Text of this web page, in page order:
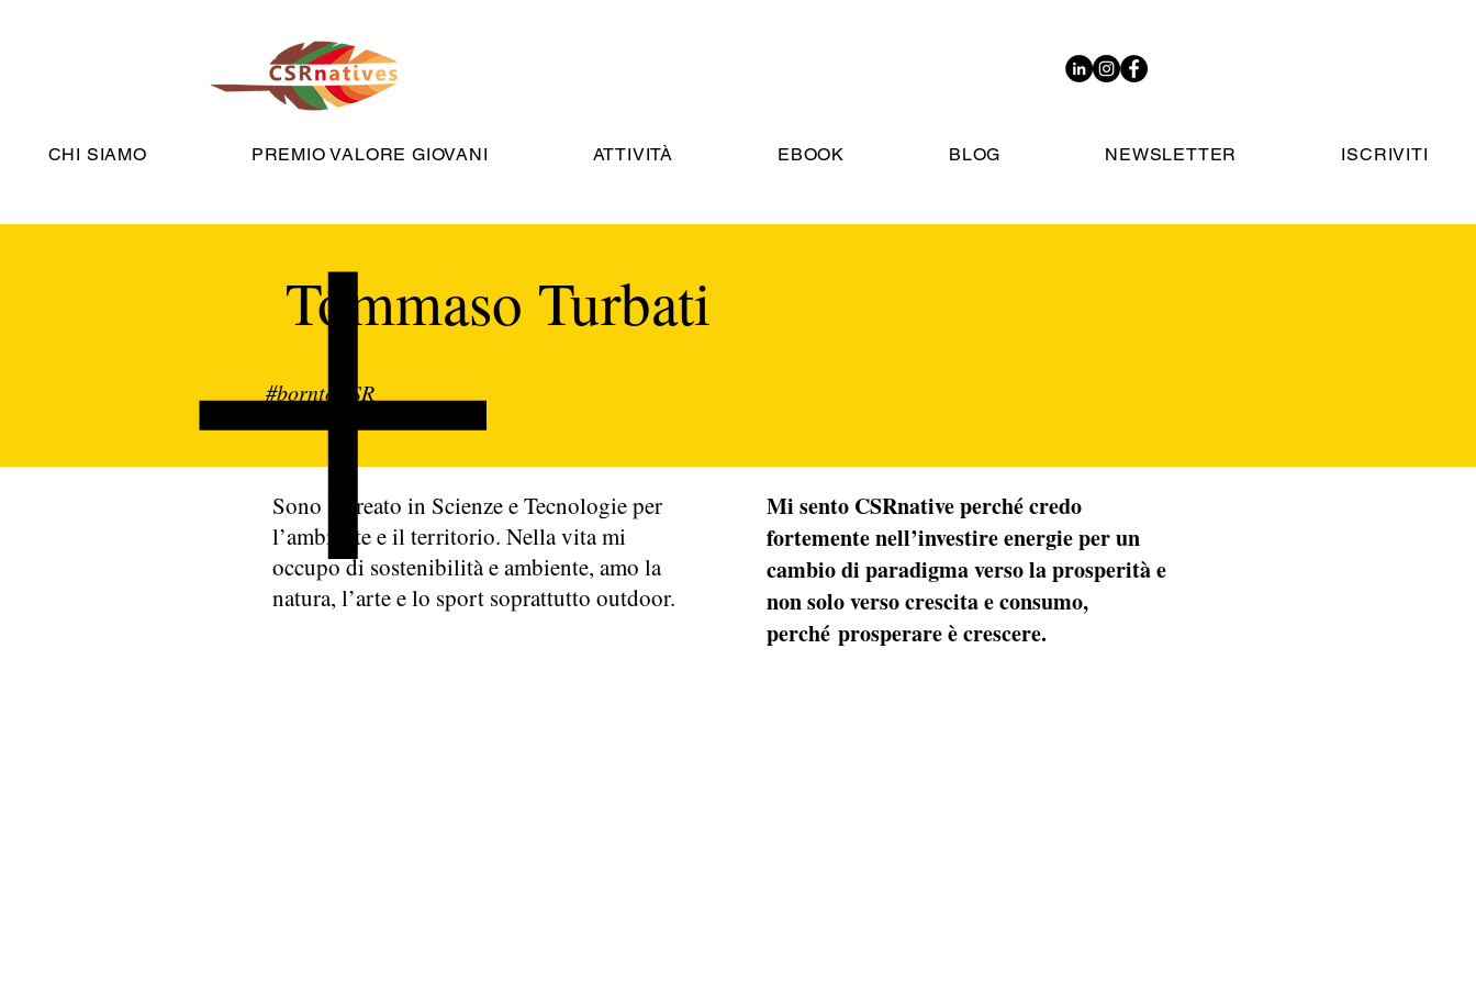
CHI SIAMO PREMIO VALORE GIOVANI ATTIVITÀ EBOOK BLOG NEWSLETTER ISCRIVITI
Tommaso Turbati
#borntoCSR
Sono laureato in Scienze e Tecnologie per
l’ambiente e il territorio. Nella vita mi
occupo di sostenibilità e ambiente, amo la
natura, l’arte e lo sport soprattutto outdoor.
Mi sento CSRnative perché credo
fortemente nell’investire energie per un
cambio di paradigma verso la prosperità e
non solo verso crescita e consumo,
perché prosperare è crescere.